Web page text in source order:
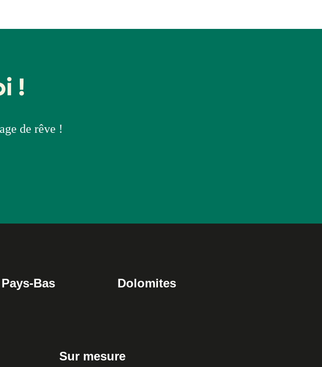
!
de rêve !
Pays-Bas Dolomites
Sur mesure